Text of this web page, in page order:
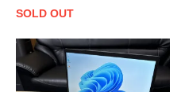
SOLD OUT